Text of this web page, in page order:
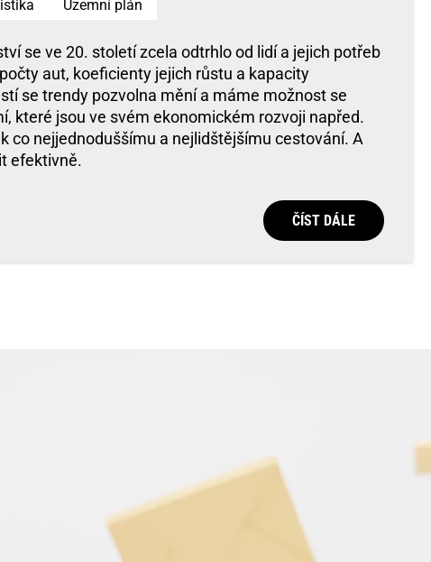
Územní plán
se ve 20. století zcela odtrhlo od lidí a jejich potřeb
aut, koeficienty jejich růstu a kapacity
se trendy pozvolna mění a máme možnost se
které jsou ve svém ekonomickém rozvoji napřed.
co nejjednoduššímu a nejlidštějšímu cestování. A
efektivně.
ČÍST DÁLE